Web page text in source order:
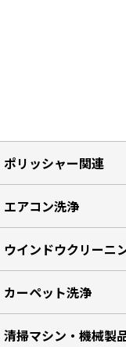
ポリッシャー関連
エアコン洗浄
ウインドウクリーニ
カーペット洗浄
清掃マシン・機械製